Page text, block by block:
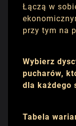
Łączą w
przy tym na
Wybierz
pucharów,
dla każdego
Tabela